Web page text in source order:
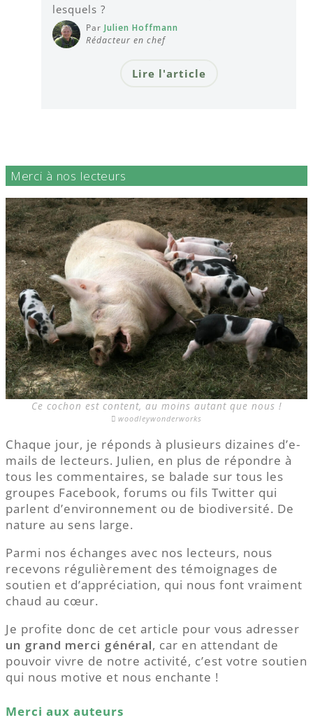
lesquels ?
Par Julien Hoffmann
Rédacteur en chef
Lire l'article
Merci à nos lecteurs
Ce cochon est content, au moins autant que nous !
woodleywonderworks
Chaque jour, je réponds à plusieurs dizaines d’e-
mails de lecteurs. Julien, en plus de répondre à
tous les commentaires, se balade sur tous les
groupes Facebook, forums ou fils Twitter qui
parlent d’environnement ou de biodiversité. De
nature au sens large.
Parmi nos échanges avec nos lecteurs, nous
recevons régulièrement des témoignages de
soutien et d’appréciation, qui nous font vraiment
chaud au cœur.
Je profite donc de cet article pour vous adresser
un grand merci général, car en attendant de
pouvoir vivre de notre activité, c’est votre soutien
qui nous motive et nous enchante !
Merci aux auteurs